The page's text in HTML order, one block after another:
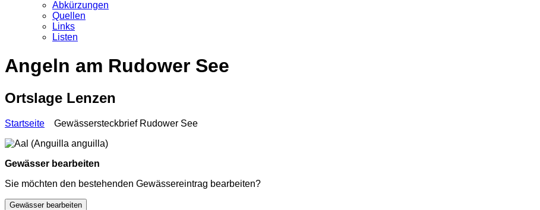
Abkürzungen
Quellen
Links
Listen
Angeln am Rudower See
Ortslage Lenzen
Startseite Gewässersteckbrief Rudower See
Gewässer bearbeiten
Sie möchten den bestehenden Gewässereintrag bearbeiten?
Gewässer bearbeiten